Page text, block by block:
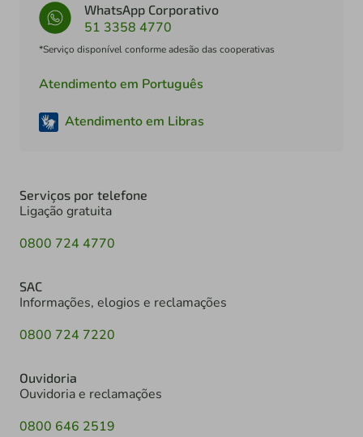
WhatsApp Corporativo
51 3358 4770
*Serviço disponível conforme adesão das cooperativas
Atendimento em Português
Atendimento em Libras
Serviços por telefone
Ligação gratuita
0800 724 4770
SAC
Informações, elogios e reclamações
0800 724 7220
Ouvidoria
Ouvidoria e reclamações
0800 646 2519